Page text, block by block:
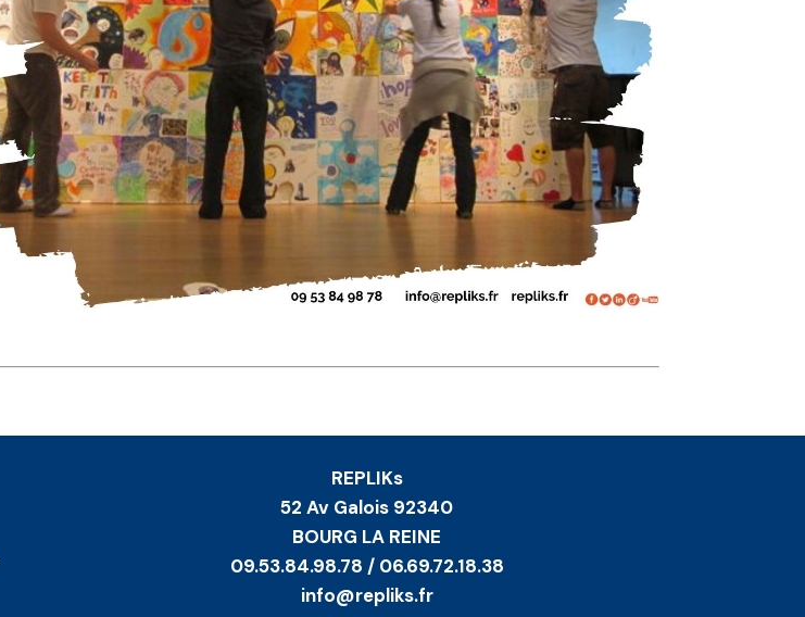
REPLIKs
52 Av Galois 92340
BOURG LA REINE
09.53.84.98.78 / 06.69.72.18.38
info@repliks.fr